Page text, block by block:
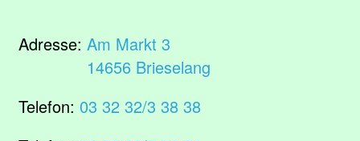
Adresse: Am Markt 3
14656 Brieselang
Telefon: 03 32 32/3 38 38